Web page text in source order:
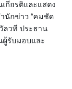
กียรติและแสดง
นักข่าว “คมชัด
ลวที ประธาน
ผู้รับมอบและ